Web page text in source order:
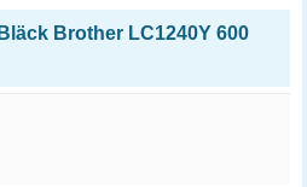
Brother LC1240Y 600